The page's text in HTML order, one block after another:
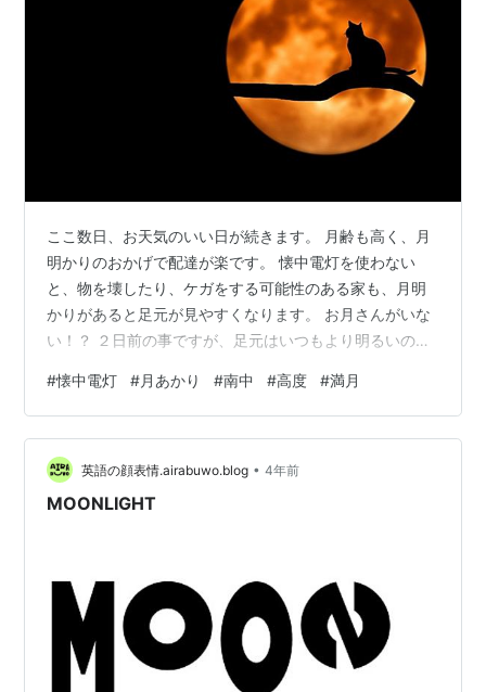
ここ数日、お天気のいい日が続きます。 月齢も高く、月
明かりのおかげで配達が楽です。 懐中電灯を使わない
と、物を壊したり、ケガをする可能性のある家も、月明
かりがあると足元が見やすくなります。 お月さんがいな
い！？ ２日前の事ですが、足元はいつもより明るいの
し、お月さんがみえません。 「そんなばかな！そんなこ
とないだろう！」と思って上を見上げて全方位確認しま
すが、月は見えません。 しばらくして、納得しました。
自分の帽子のツバで月が見えなかったのです。 帽子のツ
バよりも上にあって、仰角は80°以上、ほぼ頭の真上に満
#懐中電灯 #月あかり #南中 #高度 #満月
英語の顔表情.airabuwo.blog • 4年前
MOONLIGHT